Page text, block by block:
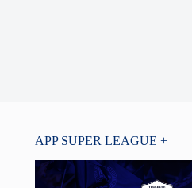
APP SUPER LEAGUE +